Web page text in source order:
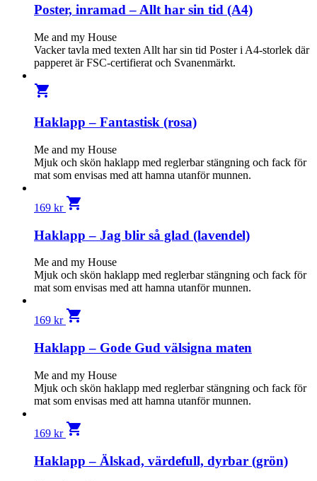
Poster, inramad – Allt har sin tid (A4)
Me and my House
Vacker tavla med texten Allt har sin tid Poster i A4-storlek där
papperet är FSC-certifierat och Svanenmärkt.
shopping_cart
Haklapp – Fantastisk (rosa)
Me and my House
Mjuk och skön haklapp med reglerbar stängning och fack för
mat som envisas med att hamna utanför munnen.
169 kr shopping_cart
Haklapp – Jag blir så glad (lavendel)
Me and my House
Mjuk och skön haklapp med reglerbar stängning och fack för
mat som envisas med att hamna utanför munnen.
169 kr shopping_cart
Haklapp – Gode Gud välsigna maten
Me and my House
Mjuk och skön haklapp med reglerbar stängning och fack för
mat som envisas med att hamna utanför munnen.
169 kr shopping_cart
Haklapp – Älskad, värdefull, dyrbar (grön)